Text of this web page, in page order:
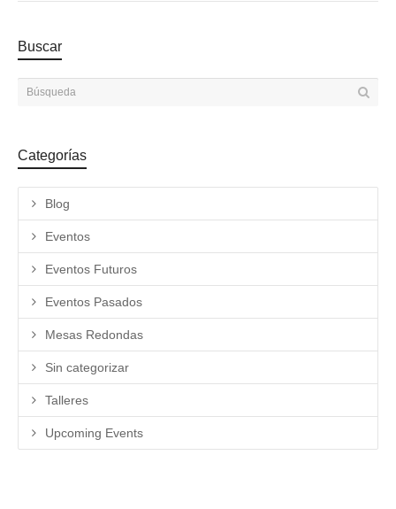
Buscar
Categorías
Blog
Eventos
Eventos Futuros
Eventos Pasados
Mesas Redondas
Sin categorizar
Talleres
Upcoming Events